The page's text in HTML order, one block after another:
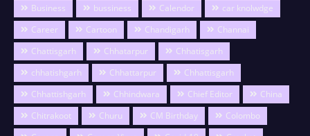
Business
bussiness Calendor
car knolwdge
Career
Cartoon Chandigarh
Channai
Chattisgarh
Chhatarpur
Chhatisgarh
chhatishgarh
Chhattarpur
Chhattisgarh
Chhattishgarh
Chhindwara Chief Editor
China
Chitrakoot
Churu CM Birthday
Colombo